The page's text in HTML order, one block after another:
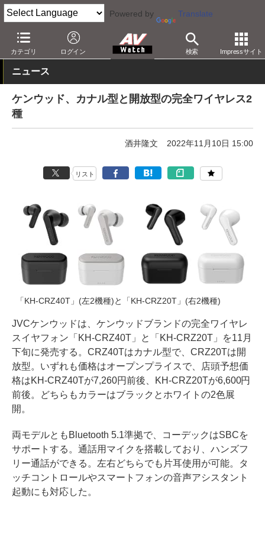
Powered by Translate
カテゴリ ログイン 検索 Impressサイト
AV Watch 製品 ヘッドフォン JVC
ニュース
ケンウッド、カナル型と開放型の完全ワイヤレス2
種
酒井隆文 2022年11月10日 15:00
リスト
「KH-CRZ40T」(左2機種)と「KH-CRZ20T」(右2機種)
JVCケンウッドは、ケンウッドブランドの完全ワイヤレ
スイヤフォン「KH-CRZ40T」と「KH-CRZ20T」を11月
下旬に発売する。CRZ40Tはカナル型で、CRZ20Tは開
放型。いずれも価格はオープンプライスで、店頭予想価
格はKH-CRZ40Tが7,260円前後、KH-CRZ20Tが6,600円
前後。どちらもカラーはブラックとホワイトの2色展
開。
両モデルともBluetooth 5.1準拠で、コーデックはSBCを
サポートする。通話用マイクを搭載しており、ハンズフ
リー通話ができる。左右どちらでも片耳使用が可能。タ
ッチコントロールやスマートフォンの音声アシスタント
起動にも対応した。